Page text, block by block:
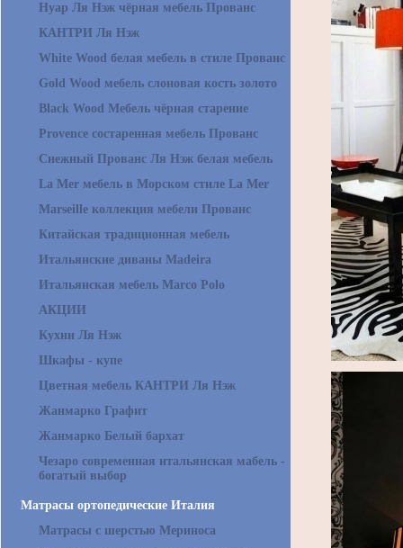
Нуар Ля Нэж чёрная мебель Прованс
КАНТРИ Ля Нэж
White Wood белая мебель в стиле Прованс
Gold Wood мебель слоновая кость золото
Black Wood Мебель чёрная старение
Provence состаренная мебель Прованс
Снежный Прованс Ля Нэж белая мебель
La Mer мебель в Морском стиле La Mer
Marseille коллекция мебели Прованс
Китайская традиционная мебель
Итальянские диваны Madeira
Итальянская мебель Marco Polo
АКЦИИ
Кухни Ля Нэж
Шкафы - купе
Цветная мебель КАНТРИ Ля Нэж
Жанмарко Графит
Жанмарко Белый бархат
Чезаро современная итальянская мабель -
богатый выбор
Матрасы ортопедические Италия
Матрасы с шерстью Мериноса